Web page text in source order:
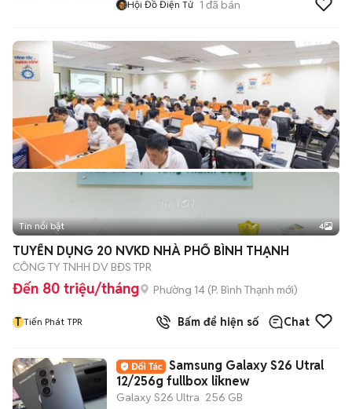
Hội Đồ Điện Tử 1 đã bán
Tin nổi bật 4
TUYỂN DỤNG 20 NVKD NHÀ PHỐ BÌNH THẠNH
CÔNG TY TNHH DV BĐS TPR
Đến 80 triệu/tháng Phường 14 (P. Bình Thạnh mới)
T Tiến Phát TPR Bấm để hiện số Chat
Samsung Galaxy S26 Utral
12/256g fullbox liknew
Galaxy S26 Ultra 256 GB